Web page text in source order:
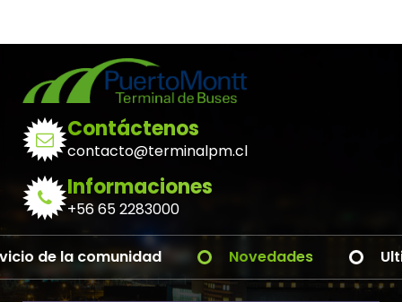
Contáctenos
contacto@terminalpm.cl
Informaciones
+56 65 2283000
Pronto nuevas novedades Al servicio